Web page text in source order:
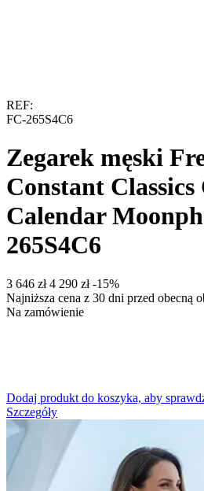
REF:
FC-265S4C6
Zegarek męski
Constant Classics
Calendar
265S4C6
‍3 646‍ zł ‍4 290‍ zł -15%
Najniższa cena z 30 dni przed obecną
Na zamówienie
Dodaj produkt do koszyka, aby
Szczegóły